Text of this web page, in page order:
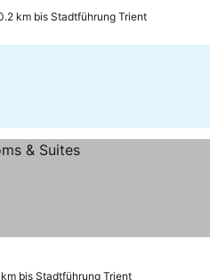
km bis Stadtführung Trient
km bis Stadtführung Trient